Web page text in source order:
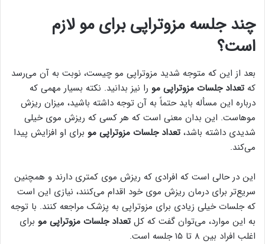
چند جلسه مزوتراپی برای مو لازم
است؟
بعد از این که متوجه شدید مزوتراپی مو چیست، نوبت به آن می‌رسد
که تعداد جلسات مزوتراپی مو را نیز بدانید. نکته بسیار مهمی که
درباره این مسأله باید حتماً به آن توجه داشته باشید، میزان ریزش
موهاست. این بدان معنی است که هر کسی که ریزش موی خیلی
شدیدی داشته باشد، تعداد جلسات مزوتراپی مو برای او افزایش پیدا
می‌کند.
این در حالی است که افرادی که ریزش موی کمتری دارند و همچنین
سریع‌تر برای درمان ریزش موی خود اقدام می‌کنند، نیازی این است
که جلسات خیلی زیادی برای مزوتراپی به پزشک مراجعه کنند. با توجه
به این موارد، می‌توان گفت که کل تعداد جلسات مزوتراپی مو برای
اغلب افراد بین ۸ تا ۱۵ جلسه است.